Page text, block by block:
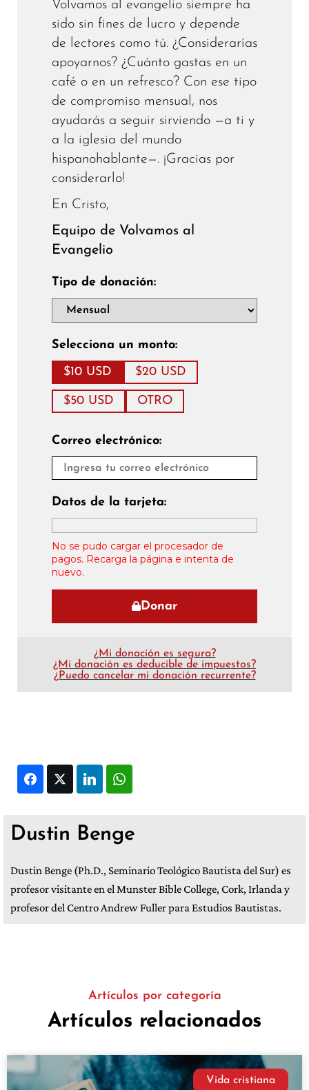
Volvamos al evangelio siempre ha
sido sin fines de lucro y depende
de lectores como tú. ¿Considerarías
apoyarnos? ¿Cuánto gastas en un
café o en un refresco? Con ese tipo
de compromiso mensual, nos
ayudarás a seguir sirviendo —a ti y
a la iglesia del mundo
hispanohablante—. ¡Gracias por
considerarlo!
En Cristo,
Equipo de Volvamos al
Evangelio
Tipo de donación:
Selecciona un monto:
$10 USD $20 USD
$50 USD OTRO
Correo electrónico:
Datos de la tarjeta:
No se pudo cargar el procesador de
pagos. Recarga la página e intenta de
nuevo.
Donar
¿Mi donación es segura?
¿Mi donación es deducible de impuestos?
¿Puedo cancelar mi donación recurrente?
FacebookTwitter LinkedIn
Dustin Benge
Dustin Benge (Ph.D., Seminario Teológico Bautista del Sur) es
profesor visitante en el Munster Bible College, Cork, Irlanda y
profesor del Centro Andrew Fuller para Estudios Bautistas.
Artículos por categoría
Artículos relacionados
Vida cristiana